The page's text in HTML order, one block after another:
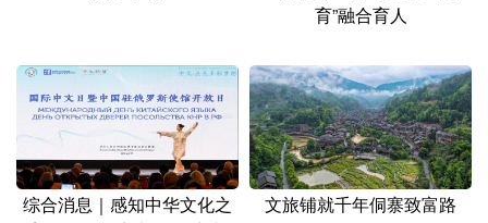
育”融合育人
综合消息｜感知中华文化之
文旅铺就千年侗寨致富路